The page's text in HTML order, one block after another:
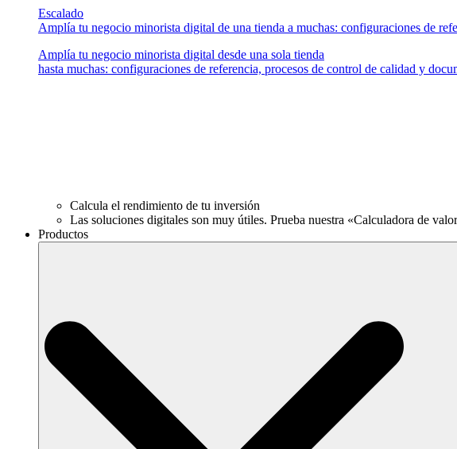
Escalado
Amplía tu negocio minorista digital de una tienda a muchas: configuraciones de
Amplía tu negocio minorista digital desde una sola tienda
hasta muchas: configuraciones de referencia, procesos de control de calidad y
Calcula el rendimiento de tu inversión
Las soluciones digitales son muy útiles. Prueba nuestra «Calculadora de
Productos